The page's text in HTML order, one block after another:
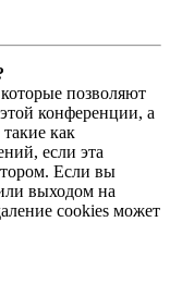
позволяют
конференции, а
как
если эта
Если вы
выходом на
cookies может